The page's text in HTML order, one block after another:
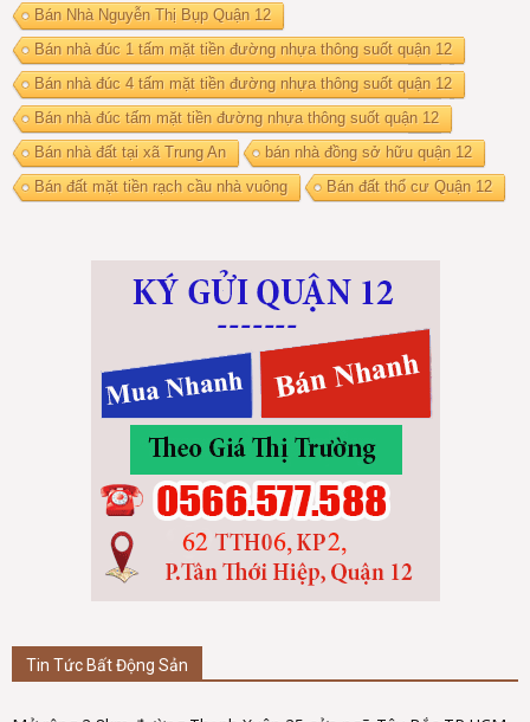
Bán Nhà Nguyễn Thị Bụp Quận 12
Bán nhà đúc 1 tấm mặt tiền đường nhựa thông suốt quận 12
Bán nhà đúc 4 tấm mặt tiền đường nhựa thông suốt quận 12
Bán nhà đúc tấm mặt tiền đường nhựa thông suốt quận 12
Bán nhà đất tại xã Trung An
bán nhà đồng sở hữu quận 12
Bán đất mặt tiền rạch cầu nhà vuông
Bán đất thổ cư Quận 12
Tin Tức Bất Động Sản